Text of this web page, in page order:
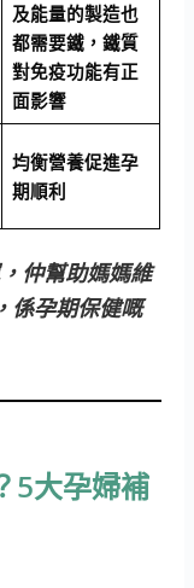
及能量的製造也
都需要鐵，鐵質
對免疫功能有正
面影響
均衡營養促進孕
期順利
仲幫助媽媽維
係孕期保健嘅
5大孕婦補